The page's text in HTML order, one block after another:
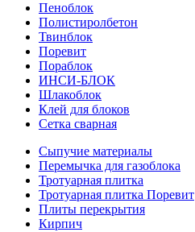
Пеноблок
Полистиролбетон
Твинблок
Поревит
Пораблок
ИНСИ-БЛОК
Шлакоблок
Клей для блоков
Сетка сварная
Сыпучие материалы
Перемычка для газоблока
Тротуарная плитка
Тротуарная плитка Поревит
Плиты перекрытия
Кирпич